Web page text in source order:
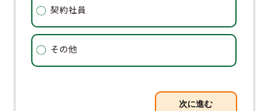
契約社員
その他
次に進む